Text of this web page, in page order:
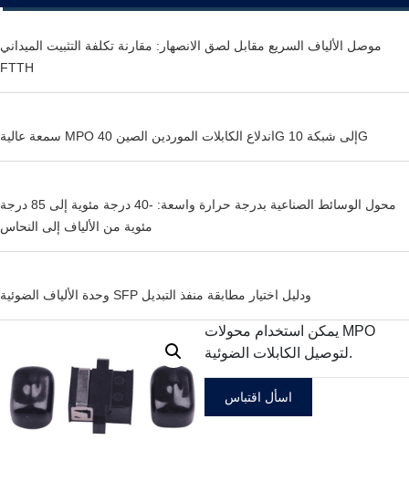
موصل الألياف السريع مقابل لصق الانصهار: مقارنة تكلفة التثبيت الميداني
FTTH
سمعة عالية MPO اندلاع الكابلات الموردين الصين 40G إلى شبكة 10G
محول الوسائط الصناعية بدرجة حرارة واسعة: -40 درجة مئوية إلى 85 درجة
مئوية من الألياف إلى النحاس
وحدة الألياف الضوئية SFP ودليل اختيار مطابقة منفذ التبديل
يمكن استخدام محولات MPO
لتوصيل الكابلات الضوئية.
اسأل اقتباس